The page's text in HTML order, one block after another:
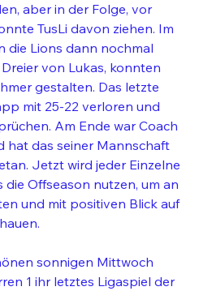
aber in der Folge, vor
TusLi davon ziehen. Im
die Lions dann nochmal
von Lukas, konnten
gestalten. Das letzte
mit 25-22 verloren und
Am Ende war Coach
hat das seiner Mannschaft
Jetzt wird jeder Einzelne
die Offseason nutzen, um an
und mit positiven Blick auf
sonnigen Mittwoch
1 ihr letztes Ligaspiel der